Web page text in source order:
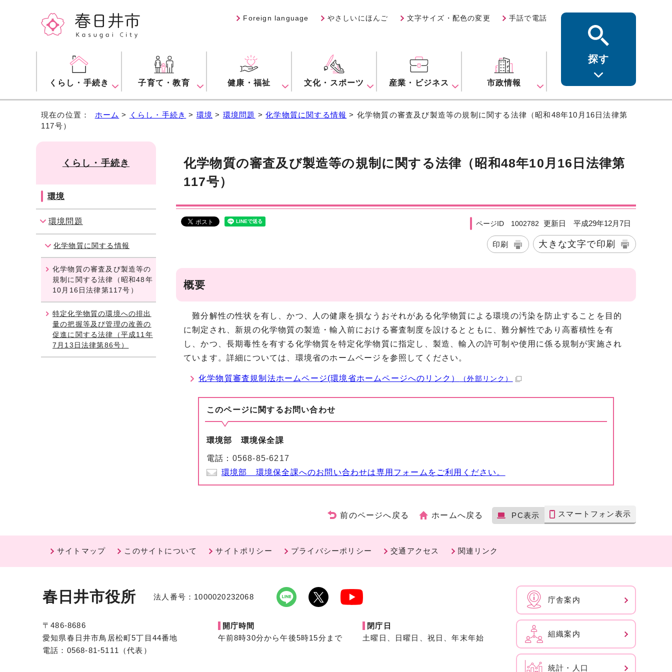
Foreign language やさしいにほんご 文字サイズ・配色の変更 手話で電話
くらし・手続き 子育て・教育 健康・福祉 文化・スポーツ 産業・ビジネス 市政情報
探す
現在の位置： ホーム > くらし・手続き > 環境 > 環境問題 >化学物質に関する情報 > 化学物質の審査及び製造等の規制に関する法律（昭和48年10月16日法律第
117号）
化学物質の審査及び製造等の規制に関する法律（昭和48年10月16日法律第
117号）
ページID 1002782 更新日 平成29年12月7日
印刷 大きな文字で印刷
概要
難分解性の性状を有し、かつ、人の健康を損なうおそれがある化学物質による環境の汚染を防止することを目的
に制定され、新規の化学物質の製造・輸入前における審査制度を設けるとともに、難分解性であり高蓄積性を有
し、かつ、長期毒性を有する化学物質を特定化学物質に指定し、製造、輸入の許可制や使用に係る規制が実施され
ています。詳細については、環境省のホームページを参照してください。
化学物質審査規制法ホームページ(環境省ホームページへのリンク） （外部リンク）
このページに関するお問い合わせ
環境部 環境保全課
電話： 0568-85-6217
環境部 環境保全課へのお問い合わせは専用フォームをご利用ください。
くらし・手続き
環境
環境問題
化学物質に関する情報
化学物質の審査及び製造等の
規制に関する法律（昭和48年
10月16日法律第117号）
特定化学物質の環境への排出
量の把握等及び管理の改善の
促進に関する法律（平成11年
7月13日法律第86号）
前のページへ戻る ホームへ戻る PC表示 スマートフォン表示
サイトマップ このサイトについて サイトポリシー プライバシーポリシー 交通アクセス 関連リンク
春日井市役所 法人番号：1000020232068
〒486-8686
愛知県春日井市鳥居松町5丁目44番地
電話：0568-81-5111（代表）
開庁時間
午前8時30分から午後5時15分まで
閉庁日
土曜日、日曜日、祝日、年末年始
庁舎案内
組織案内
統計・人口